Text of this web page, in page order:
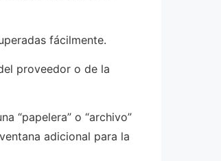
fácilmente.
proveedor o de la
“papelera” o “archivo”
adicional para la